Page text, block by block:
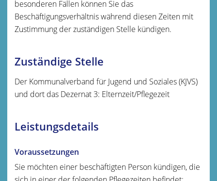
besonderen Fällen können Sie das
Beschäftigungsverhältnis während diesen Zeiten mit
Zustimmung der zuständigen Stelle kündigen.
Zuständige Stelle
Der Kommunalverband für Jugend und Soziales (KJVS)
und dort das Dezernat 3: Elternzeit/Pflegezeit
Leistungsdetails
Voraussetzungen
Sie möchten einer beschäftigten Person kündigen, die